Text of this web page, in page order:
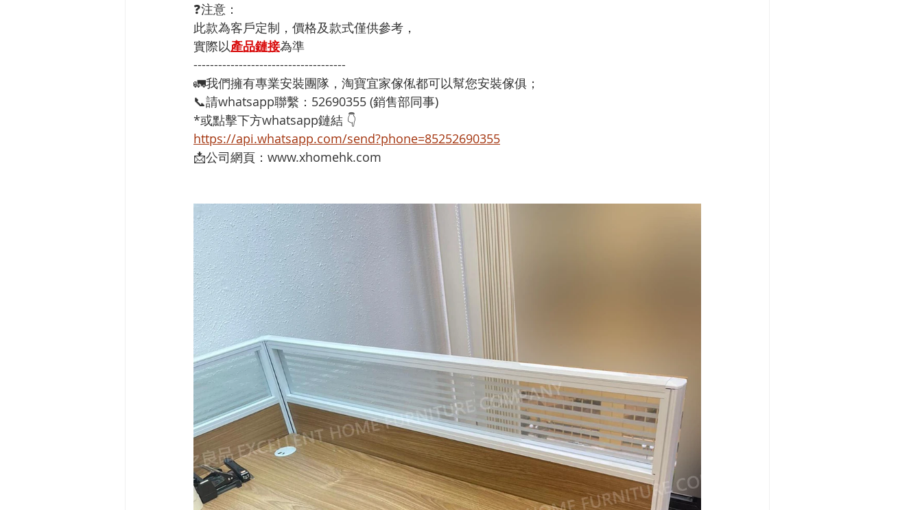
❓注意：
此款為客戶定制，價格及款式僅供參考，
實際以產品鏈接為準
-------------------------------------
🚛我們擁有專業安裝團隊，淘寶宜家傢俬都可以幫您安裝傢俱；
📞請whatsapp聯繫：52690355 (銷售部同事)
*或點擊下方whatsapp鏈結 👇
https://api.whatsapp.com/send?phone=85252690355
📩公司網頁：www.xhomehk.com